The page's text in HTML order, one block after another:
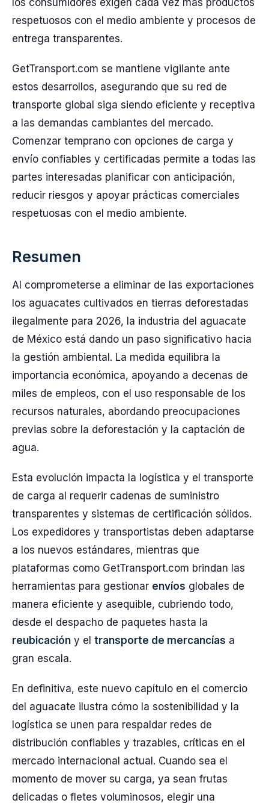
los consumidores exigen cada vez más productos
respetuosos con el medio ambiente y procesos de
entrega transparentes.
GetTransport.com se mantiene vigilante ante
estos desarrollos, asegurando que su red de
transporte global siga siendo eficiente y receptiva
a las demandas cambiantes del mercado.
Comenzar temprano con opciones de carga y
envío confiables y certificadas permite a todas las
partes interesadas planificar con anticipación,
reducir riesgos y apoyar prácticas comerciales
respetuosas con el medio ambiente.
Resumen
Al comprometerse a eliminar de las exportaciones
los aguacates cultivados en tierras deforestadas
ilegalmente para 2026, la industria del aguacate
de México está dando un paso significativo hacia
la gestión ambiental. La medida equilibra la
importancia económica, apoyando a decenas de
miles de empleos, con el uso responsable de los
recursos naturales, abordando preocupaciones
previas sobre la deforestación y la captación de
agua.
Esta evolución impacta la logística y el transporte
de carga al requerir cadenas de suministro
transparentes y sistemas de certificación sólidos.
Los expedidores y transportistas deben adaptarse
a los nuevos estándares, mientras que
plataformas como GetTransport.com brindan las
herramientas para gestionar envíos globales de
manera eficiente y asequible, cubriendo todo,
desde el despacho de paquetes hasta la
reubicación y el transporte de mercancías a
gran escala.
En definitiva, este nuevo capítulo en el comercio
del aguacate ilustra cómo la sostenibilidad y la
logística se unen para respaldar redes de
distribución confiables y trazables, críticas en el
mercado internacional actual. Cuando sea el
momento de mover su carga, ya sean frutas
delicadas o fletes voluminosos, elegir una